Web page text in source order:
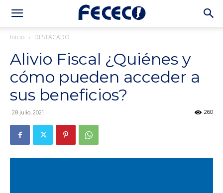
Inicio DESTACADO
Alivio Fiscal ¿Quiénes y
cómo pueden acceder a
sus beneficios?
28 julio, 2021 260